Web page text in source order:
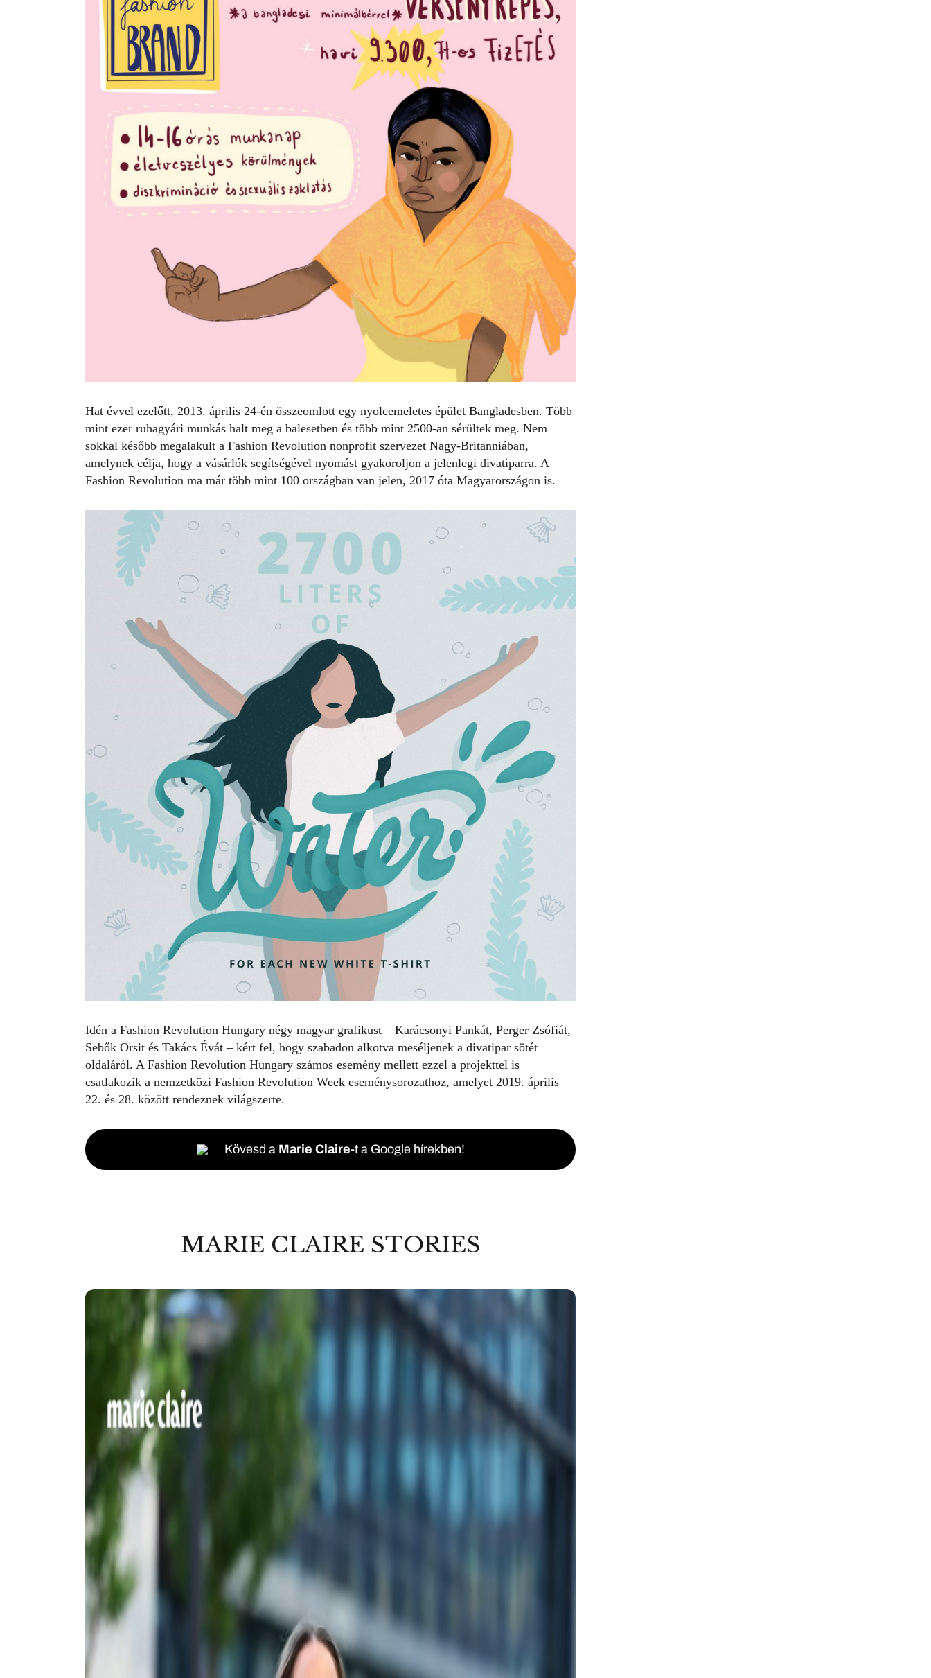
Hat évvel ezelőtt, 2013. április 24-én összeomlott egy nyolcemeletes épület Bangladesben. Több
mint ezer ruhagyári munkás halt meg a balesetben és több mint 2500-an sérültek meg. Nem
sokkal később megalakult a Fashion Revolution nonprofit szervezet Nagy-Britanniában,
amelynek célja, hogy a vásárlók segítségével nyomást gyakoroljon a jelenlegi divatiparra. A
Fashion Revolution ma már több mint 100 országban van jelen, 2017 óta Magyarországon is.
Idén a Fashion Revolution Hungary négy magyar grafikust – Karácsonyi Pankát, Perger Zsófiát,
Sebők Orsit és Takács Évát – kért fel, hogy szabadon alkotva meséljenek a divatipar sötét
oldaláról. A Fashion Revolution Hungary számos esemény mellett ezzel a projekttel is
csatlakozik a nemzetközi Fashion Revolution Week eseménysorozathoz, amelyet 2019. április
22. és 28. között rendeznek világszerte.
Kövesd a Marie Claire-t a Google hírekben!
MARIE CLAIRE STORIES